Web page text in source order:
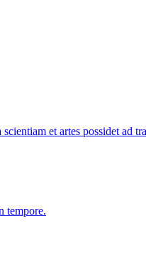
et artes possidet ad
tempore.